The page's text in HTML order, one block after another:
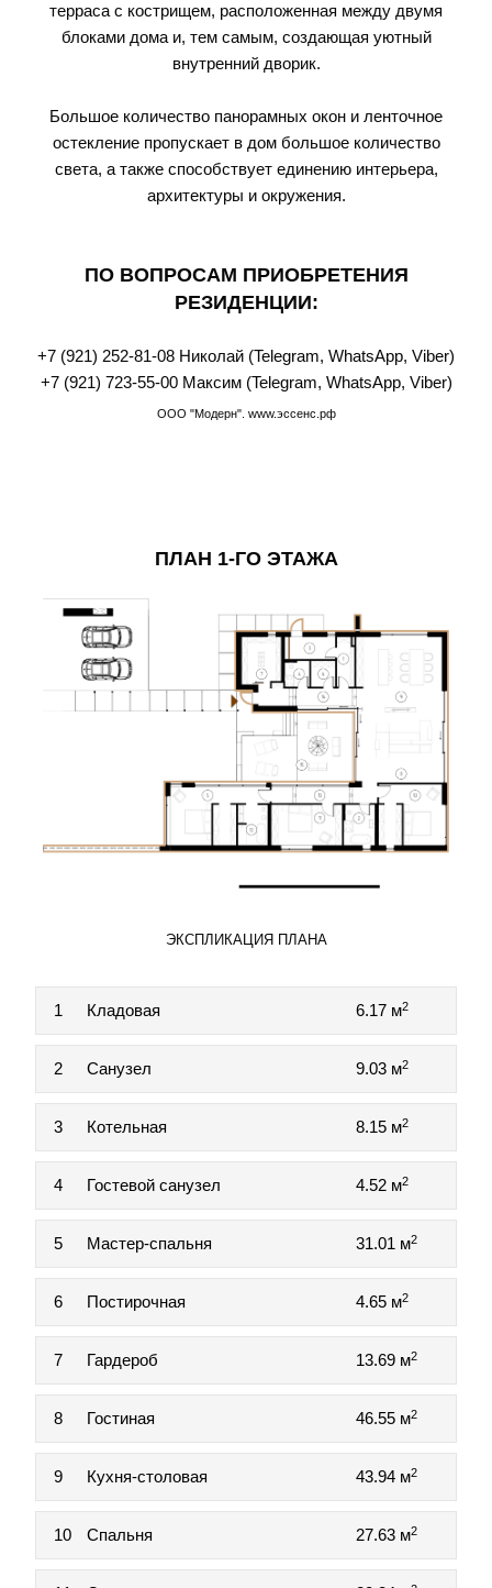
терраса с кострищем, расположенная между двумя
блоками дома и, тем самым, создающая уютный
внутренний дворик.
Большое количество панорамных окон и ленточное
остекление пропускает в дом большое количество
света, а также способствует единению интерьера,
архитектуры и окружения.
ПО ВОПРОСАМ ПРИОБРЕТЕНИЯ
РЕЗИДЕНЦИИ:
+7 (921) 252-81-08 Николай (Telegram, WhatsАpp, Viber)
+7 (921) 723-55-00Максим (Telegram, WhatsАpp, Viber)
ООО "Модерн". www.эссенс.рф
ПЛАН 1-ГО ЭТАЖА
ЭКСПЛИКАЦИЯ ПЛАНА
1 Кладовая 6.17 м2
2 Санузел 9.03 м2
3 Котельная 8.15 м2
4 Гостевой санузел 4.52 м2
5 Мастер-спальня 31.01 м2
6 Постирочная 4.65 м2
7 Гардероб 13.69 м2
8 Гостиная 46.55 м2
9 Кухня-столовая 43.94 м2
10 Спальня 27.63 м2